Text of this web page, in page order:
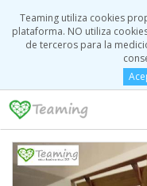
Teaming utiliza cookies
plataforma. NO utiliza
de terceros para la